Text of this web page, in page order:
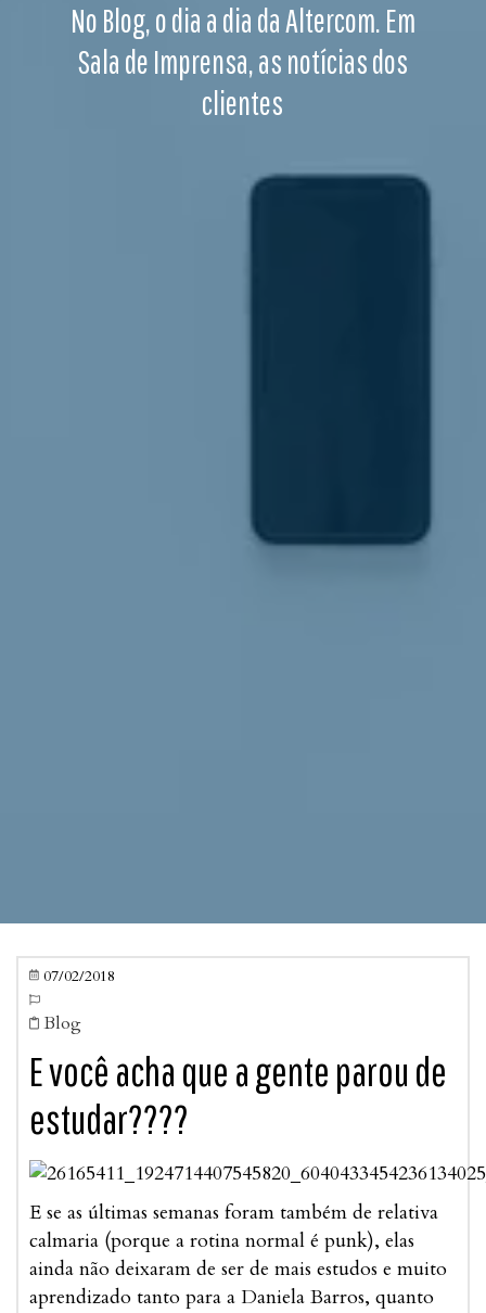
No Blog, o dia a dia da Altercom. Em
Sala de Imprensa, as notícias dos
clientes
 07/02/2018

 Blog
E você acha que a gente parou de
estudar????
E se as últimas semanas foram também de relativa
calmaria (porque a rotina normal é punk), elas
ainda não deixaram de ser de mais estudos e muito
aprendizado tanto para a Daniela Barros, quanto